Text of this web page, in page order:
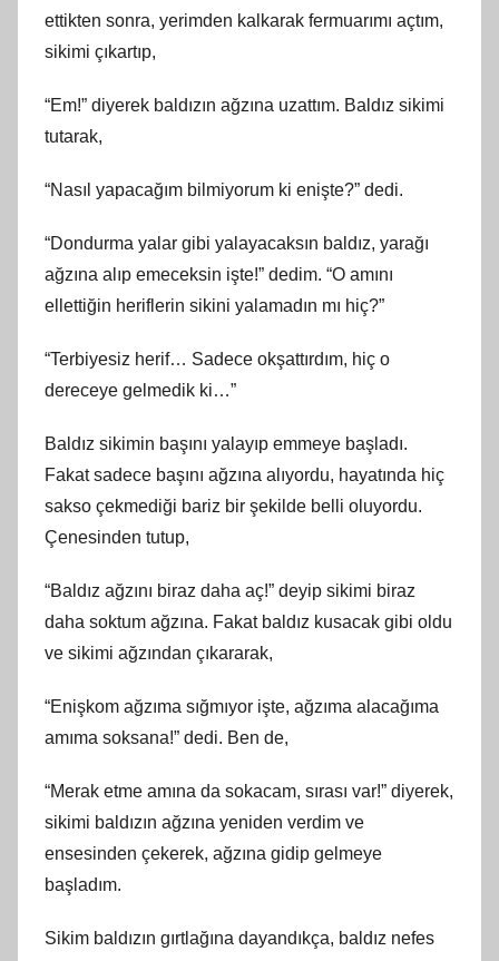
ettikten sonra, yerimden kalkarak fermuarımı açtım,
sikimi çıkartıp,
“Em!” diyerek baldızın ağzına uzattım. Baldız sikimi
tutarak,
“Nasıl yapacağım bilmiyorum ki enişte?” dedi.
“Dondurma yalar gibi yalayacaksın baldız, yarağı
ağzına alıp emeceksin işte!” dedim. “O amını
ellettiğin heriflerin sikini yalamadın mı hiç?”
“Terbiyesiz herif… Sadece okşattırdım, hiç o
dereceye gelmedik ki…”
Baldız sikimin başını yalayıp emmeye başladı.
Fakat sadece başını ağzına alıyordu, hayatında hiç
sakso çekmediği bariz bir şekilde belli oluyordu.
Çenesinden tutup,
“Baldız ağzını biraz daha aç!” deyip sikimi biraz
daha soktum ağzına. Fakat baldız kusacak gibi oldu
ve sikimi ağzından çıkararak,
“Enişkom ağzıma sığmıyor işte, ağzıma alacağıma
amıma soksana!” dedi. Ben de,
“Merak etme amına da sokacam, sırası var!” diyerek,
sikimi baldızın ağzına yeniden verdim ve
ensesinden çekerek, ağzına gidip gelmeye
başladım.
Sikim baldızın gırtlağına dayandıkça, baldız nefes